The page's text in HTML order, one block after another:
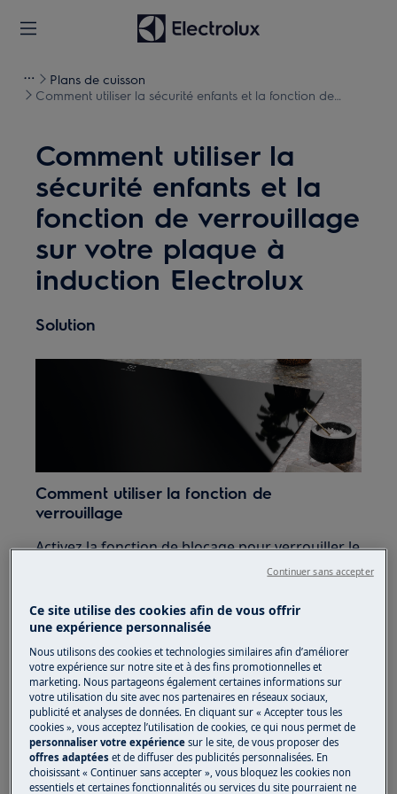
Plans de cuisson
Comment utiliser la sécurité enfants et la fonction de
Comment utiliser la
sécurité enfants et la
fonction de verrouillage
sur votre plaque à
induction Electrolux
Solution
Comment utiliser la fonction de
verrouillage
Activez la fonction de blocage pour verrouiller le
panneau de commande pendant que vous
évite de changer par mégarde le réglage de la
température.
Activez la fonction de verrouillage :
1. Allumez la plaque de cuisson
2.Sur certains modèles :réglez les paramètres de
chaleur
Ce site utilise des cookies afin de vous offrir
une expérience personnalisée
Nous utilisons des cookies et technologies similaires afin d’améliorer
votre expérience sur notre site et à des fins promotionnelles et
marketing. Nous partageons également certaines informations sur
votre utilisation du site avec nos partenaires en réseaux sociaux,
publicité et analyses de données. En cliquant sur « Accepter tous les
cookies », vous acceptez l’utilisation de cookies, ce qui nous permet de
personnaliser votre expériencesur le site, de vous proposer des
offres adaptées et de diffuser des publicités personnalisées. En
choisissant « Continuer sans accepter », vous bloquez les cookies non
essentiels et certaines fonctionnalités ou services du site pourraient ne
Continuer sans accepter